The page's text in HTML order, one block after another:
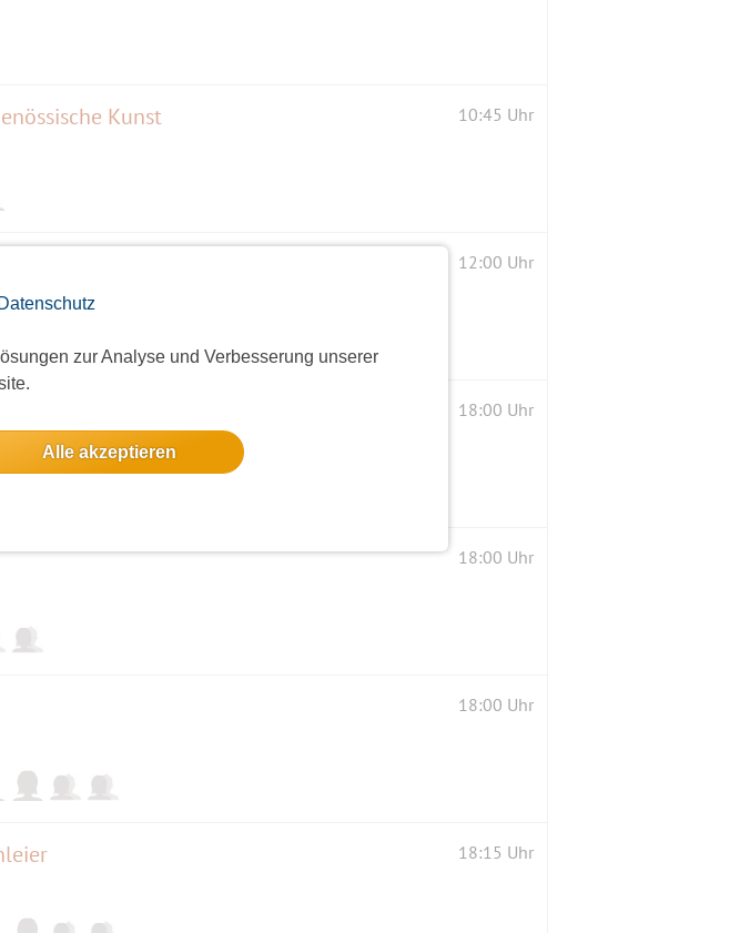
Datenschutz
zur Analyse und Verbesserung unserer
Alle akzeptieren
Kunst 10:45 Uhr
12:00 Uhr
18:00 Uhr
18:00 Uhr
18:00 Uhr
18:15 Uhr